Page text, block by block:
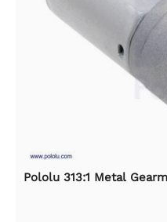
Pololu 313:1 Metal